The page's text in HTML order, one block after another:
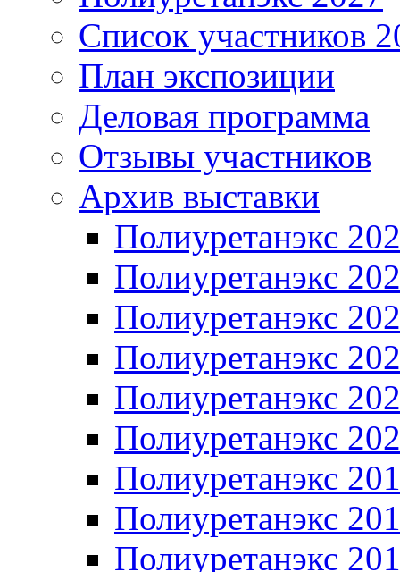
Список участников
План экспозиции
Деловая программа
Отзывы участников
Архив выставки
Полиуретанэкс
Полиуретанэкс
Полиуретанэкс
Полиуретанэкс
Полиуретанэкс
Полиуретанэкс
Полиуретанэкс
Полиуретанэкс
Полиуретанэкс